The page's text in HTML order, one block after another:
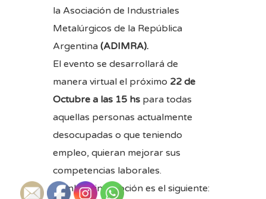
la Asociación de Industriales
Metalúrgicos de la República
Argentina (ADIMRA).
El evento se desarrollará de
manera virtual el próximo 22 de
Octubre a las 15 hs para todas
aquellas personas actualmente
desocupadas o que teniendo
empleo, quieran mejorar sus
competencias laborales.
El link de inscripción es el siguiente: